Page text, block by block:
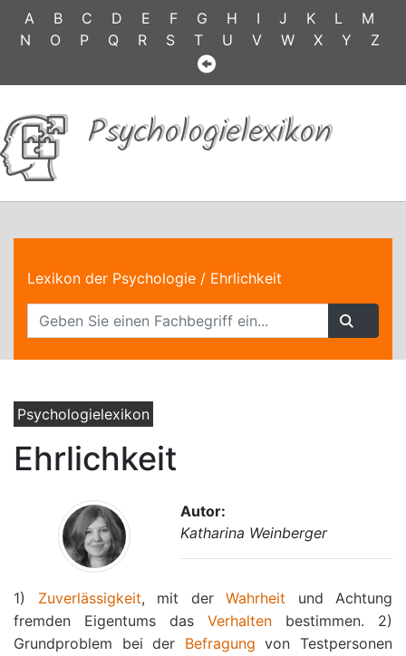
A B C D E F G H I J K L
M
N
O P Q R S T U V W X Y Z
Psychologielexikon
Lexikon der Psychologie / Ehrlichkeit
Psychologielexikon
Ehrlichkeit
Autor:
Katharina Weinberger
1) Zuverlässigkeit, mit der Wahrheit und Achtung
fremden Eigentums das Verhalten bestimmen. 2)
Grundproblem bei der Befragung von Testpersonen